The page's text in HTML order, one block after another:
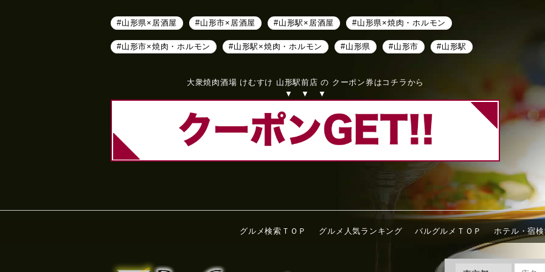
#山形県×居酒屋 #山形市×居酒屋 #山形駅×居酒屋 #山形県×焼肉・ホルモン
#山形市×焼肉・ホルモン #山形駅×焼肉・ホルモン #山形県 #山形市 #山形駅
大衆焼肉酒場 けむすけ 山形駅前店 の クーポン券はコチラから
▼ ▼ ▼
グルメ検索ＴＯＰ グルメ人気ランキング バルグルメＴＯＰ ホテル・宿